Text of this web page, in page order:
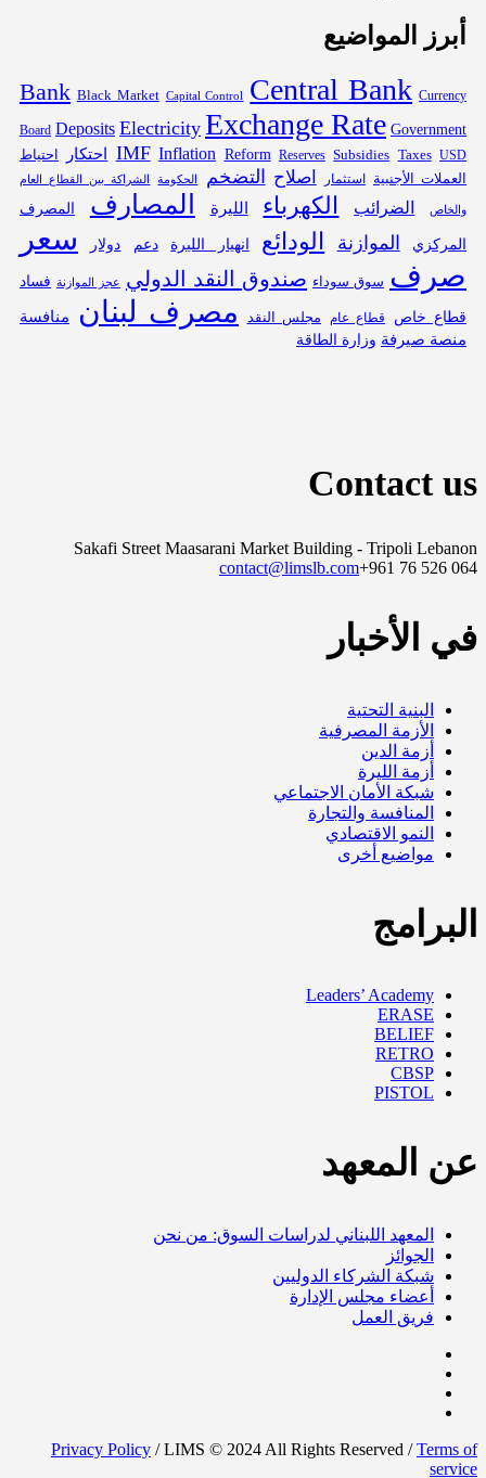
أبرز المواضيع
Bank Black Market Capital Control Central Bank Currency
Board Deposits Electricity Exchange Rate Government
IMF Inflation Reform Reserves Subsidies Taxes USD احتكار
احتياط
العملات الأجنبية
استثمار اصلاح التضخم الحكومة الشراكة بين القطاع العام
والخاص الضرائب الكهرباء الليرة المصارف المصرف
المركزي الموازنة الودائع انهيار الليرة دعم دولار
سعر
صرف سوق سوداء صندوق النقد الدولي عجز الموازنة فساد
قطاع خاص قطاع عام مجلس النقد مصرف لبنان
منافسة
منصة صيرفة وزارة الطاقة
Contact us
Sakafi Street Maasarani Market Building - Tripoli Lebanon
contact@limslb.com+961 76 526 064
في الأخبار
البنية التحتية
الأزمة المصرفية
أزمة الدين
أزمة الليرة
شبكة الأمان الاجتماعي
المنافسة والتجارة
النمو الاقتصادي
مواضيع أخرى
البرامج
Leaders’ Academy
ERASE
BELIEF
RETRO
CBSP
PISTOL
عن المعهد
المعهد اللبناني لدراسات السوق: من نحن
الجوائز
شبكة الشركاء الدوليين
أعضاء مجلس الإدارة
فريق العمل
Privacy Policy / LIMS © 2024 All Rights Reserved /Terms of
service